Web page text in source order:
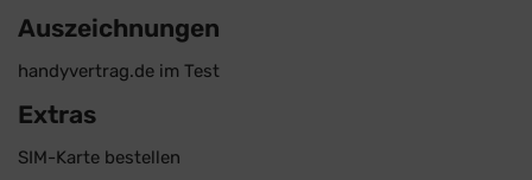
Auszeichnungen
handyvertrag.de im Test
Extras
SIM-Karte bestellen